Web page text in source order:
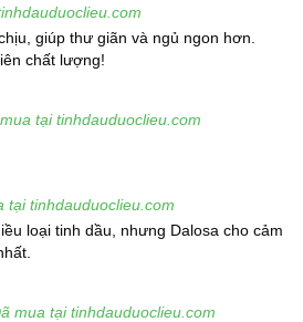
Ích
Hương có rất nhiều công dụng
sức khỏe và làm đẹp. Dưới
nổi bật của tinh dầu này:
tiêu hóa:
giúp cải thiện các vấn đề
gồm trị đau bụng, khó tiêu, nôn
Nó giúp làm dịu các triệu
chịu.
diệt khuẩn:Tinh dầu này có
giúp thư giãn và ngủ ngon hơn.
chất lượng!
tại tinhdauduoclieu.com
tại tinhdauduoclieu.com
loại tinh dầu, nhưng Dalosa cho cảm
mua tại tinhdauduoclieu.com